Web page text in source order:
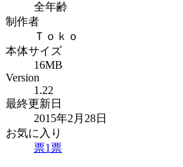
全年齢
制作者
Ｔｏｋｏ
本体サイズ
16MB
Version
1.22
最終更新日
2015年2月28日
お気に入り
票1 票